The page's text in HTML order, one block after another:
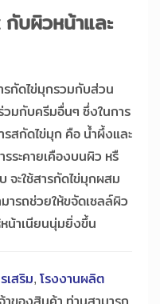
บผิวหน้าและ
รกัดไข่มุกรวมกับส่วน
วมกับครีมอื่นๆ ซึ่งในการ
สกัดไข่มุก คือ น้ำผึ้งและ
ระคายเคืองบนผิว หรื
จะใช้สารกัดไข่มุกผสม
ารถช่วยให้ขจัดเซลล์ผิว
น้าเนียนนุ่มยิ่งขึ้น
เสริม, โรงงานผลิต